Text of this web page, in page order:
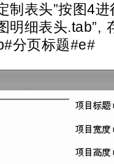
表头”按图4进
明细表头.tab”,
分页标题#e#